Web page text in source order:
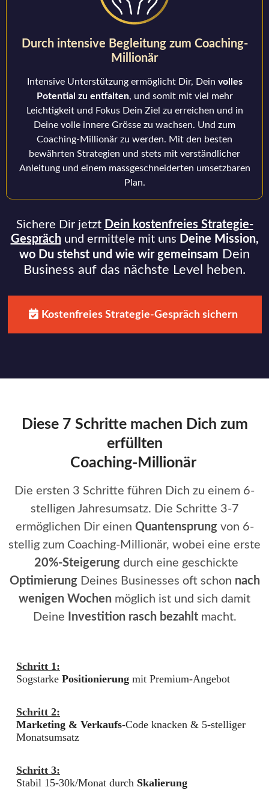
Durch intensive Begleitung zum Coaching-
Millionär
Intensive Unterstützung ermöglicht Dir, Dein volles
Potential zu entfalten, und somit mit viel mehr
Leichtigkeit und Fokus Dein Ziel zu erreichen und in
Deine volle innere Grösse zu wachsen. Und zum
Coaching-Millionär zu werden. Mit den besten
bewährten Strategien und stets mit verständlicher
Anleitung und einem massgeschneiderten umsetzbaren
Plan.
Sichere Dir jetzt Dein kostenfreies Strategie-
Gesprächund ermittele mit uns Deine Mission,
wo Du stehst und wie wir gemeinsam Dein
Business auf das nächste Level heben.
Kostenfreies Strategie-Gespräch sichern
Diese 7 Schritte machen Dich zum
erfüllten
Coaching-Millionär
Die ersten 3 Schritte führen Dich zu einem 6-
stelligen Jahresumsatz. Die Schritte 3-7
ermöglichen Dir einen Quantensprungvon 6-
stellig zum Coaching-Millionär, wobei eine erste
20%-Steigerungdurch eine geschickte
OptimierungDeines Businesses oft schon nach
wenigen Wochen möglich ist und sich damit
Deine
Investition rasch bezahltmacht.
Schritt 1:
Sogstarke Positionierung mit Premium-Angebot
Schritt 2:
Marketing & Verkaufs-Code knacken & 5-stelliger
Monatsumsatz
Schritt 3:
Stabil 15-30k/Monat durch Skalierung